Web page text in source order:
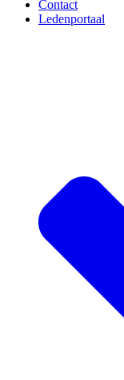
Contact
Ledenportaal